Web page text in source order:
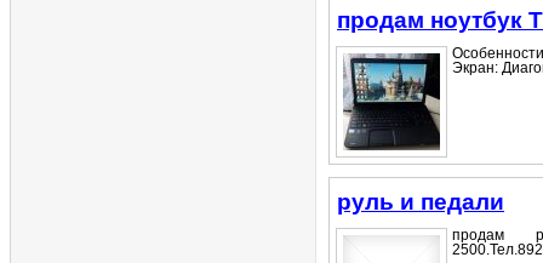
продам ноутбук
Экран:
руль и педали
продам